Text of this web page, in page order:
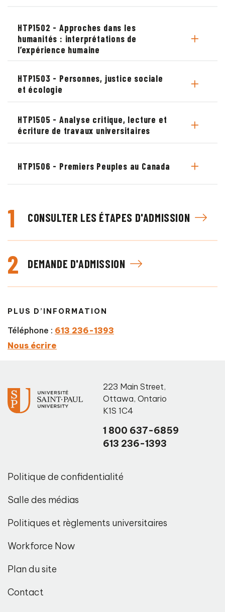
1 CONSULTER LES ÉTAPES D'ADMISSION
2 DEMANDE D'ADMISSION
PLUS D’INFORMATION
Téléphone : 613 236-1393
Nous écrire
HTP1502 - Approches dans les
humanités : interprétations de
l’expérience humaine
HTP1503 - Personnes, justice sociale
et écologie
HTP1505 - Analyse critique, lecture et
écriture de travaux universitaires
HTP1506 - Premiers Peuples au Canada
223 Main Street,
Ottawa, Ontario
K1S 1C4
1 800 637-6859
613 236-1393
Politique de confidentialité
Salle des médias
Politiques et règlements universitaires
Workforce Now
Plan du site
Contact